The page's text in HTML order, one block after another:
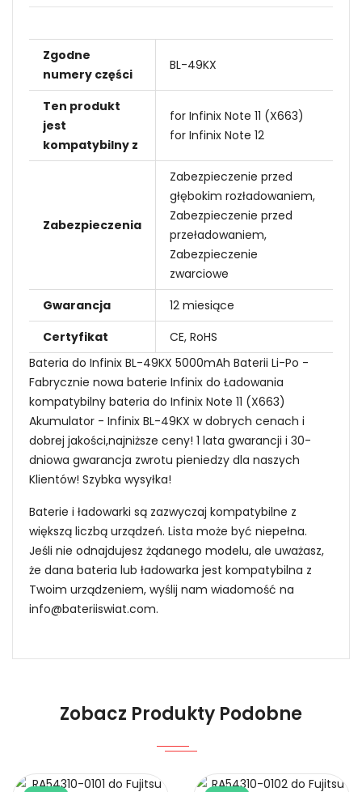
Zgodne
numery części
BL-49KX
Ten produkt
jest
kompatybilny z
for Infinix Note 11 (X663)
for Infinix Note 12
Zabezpieczenia
Zabezpieczenie przed
głębokim rozładowaniem,
Zabezpieczenie przed
przeładowaniem,
Zabezpieczenie
zwarciowe
Gwarancja
12 miesiące
Certyfikat
CE, RoHS
Bateria do Infinix BL-49KX 5000mAh Baterii Li-Po -
Fabrycznie nowa baterie Infinix do Ładowania
kompatybilny bateria do Infinix Note 11 (X663)
Akumulator - Infinix BL-49KX w dobrych cenach i
dobrej jakości,najniższe ceny! 1 lata gwarancji i 30-
dniowa gwarancja zwrotu pieniedzy dla naszych
Klientów! Szybka wysyłka!
Baterie i ładowarki są zazwyczaj kompatybilne z
większą liczbą urządzeń. Lista może być niepełna.
Jeśli nie odnajdujesz żądanego modelu, ale uważasz,
że dana bateria lub ładowarka jest kompatybilna z
Twoim urządzeniem, wyślij nam wiadomość na
info@bateriiswiat.com.
Niezawodność i pewność
1.Model urządzenia
Zobacz Produkty Podobne